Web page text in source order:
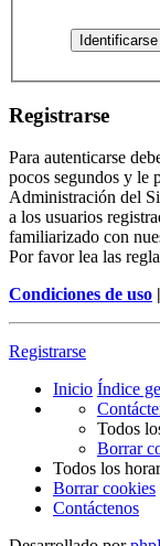
Registrarse
Para autenticarse
pocos segundos y le
Administración del
a los usuarios
familiarizado con
Por favor lea las
Condiciones de uso |
Registrarse
Inicio Índice
Todos
Borrar
Todos los
Borrar cookies
Contáctenos